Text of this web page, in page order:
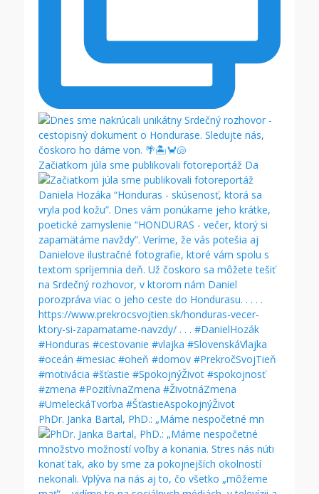
Začiatkom júla sme publikovali fotoreportáž Da
PhDr. Janka Bartal, PhD.: „Máme nespočetné mn